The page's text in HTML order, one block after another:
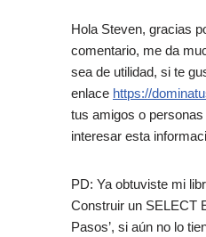
Hola Steven, gracias
comentario, me da
sea de utilidad, si te
enlace https://
tus amigos o
interesar esta
PD: Ya obtuviste mi
Construir un SELECT
Pasos’, si aún no lo